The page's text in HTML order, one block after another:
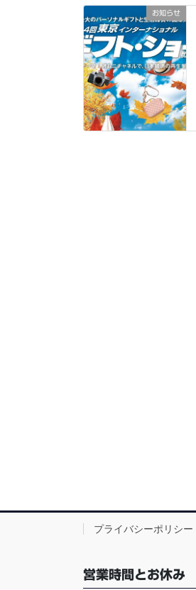
お知らせ
プライバシーポリシー
営業時間とお休み